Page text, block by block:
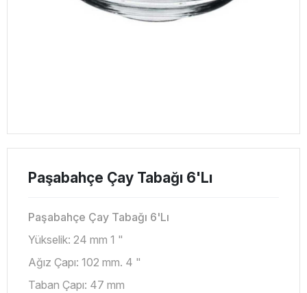
Paşabahçe Çay Tabağı 6'Lı
Paşabahçe Çay Tabağı 6'Lı
Yükselik: 24 mm 1 "
Ağız Çapı: 102 mm. 4 "
Taban Çapı: 47 mm